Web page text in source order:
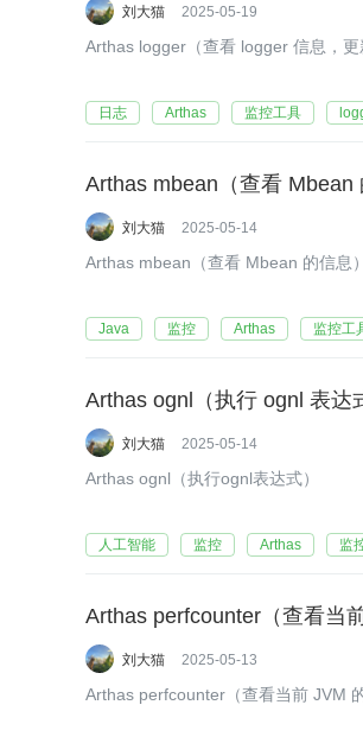
刘大猫 2025-05-19
Arthas logger（查看 logger 信息，更
日志 Arthas 监控工具
Arthas mbean（查看 Mbean
刘大猫 2025-05-14
Arthas mbean（查看 Mbean 的信息）
Java 监控 Arthas 监控工
Arthas ognl（执行 ognl 表达
刘大猫 2025-05-14
Arthas ognl（执行ognl表达式）
人工智能 监控 Arthas 监
Arthas perfcounter（查看当
刘大猫 2025-05-13
Arthas perfcounter（查看当前 JVM